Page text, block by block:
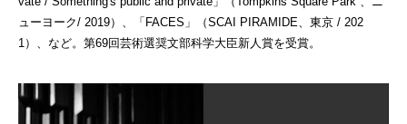
ューヨーク/ 2019）、「FACES」（SCAI PIRAMIDE、東京 / 202
1）、など。第69回芸術選奨文部科学大臣新人賞を受賞。